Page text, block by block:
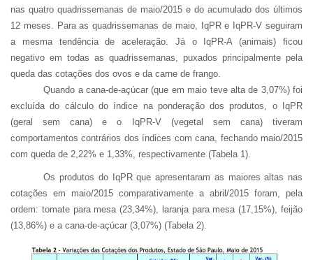
nas quatro quadrissemanas de maio/2015 e do acumulado dos últimos
12 meses. Para as quadrissemanas de maio, IqPR e IqPR-V seguiram
a mesma tendência de aceleração. Já o IqPR-A (animais) ficou
negativo em todas as quadrissemanas, puxados principalmente pela
queda das cotações dos ovos e da carne de frango.
Quando a cana-de-açúcar (que em maio teve alta de 3,07%) foi
excluída do cálculo do índice na ponderação dos produtos, o IqPR
(geral sem cana) e o IqPR-V (vegetal sem cana) tiveram
comportamentos contrários dos índices com cana, fechando maio/2015
com queda de 2,22% e 1,33%, respectivamente (Tabela 1).
Os produtos do IqPR que apresentaram as maiores altas nas
cotações em maio/2015 comparativamente a abril/2015 foram, pela
ordem: tomate para mesa (23,34%), laranja para mesa (17,15%), feijão
(13,86%) e a cana-de-açúcar (3,07%) (Tabela 2).